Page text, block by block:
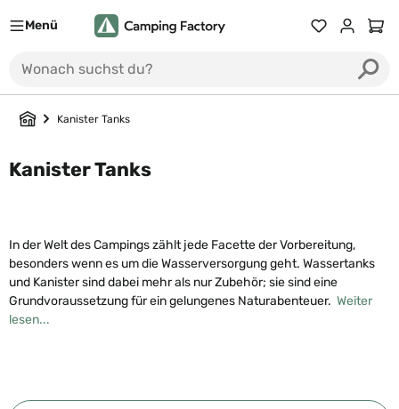
Menü Du hast 0
Kanister Tanks
Kanister Tanks
In der Welt des Campings zählt jede Facette der Vorbereitung,
besonders wenn es um die Wasserversorgung geht. Wassertanks
und Kanister sind dabei mehr als nur Zubehör; sie sind eine
Grundvoraussetzung für ein gelungenes Naturabenteuer. Weiter
lesen...